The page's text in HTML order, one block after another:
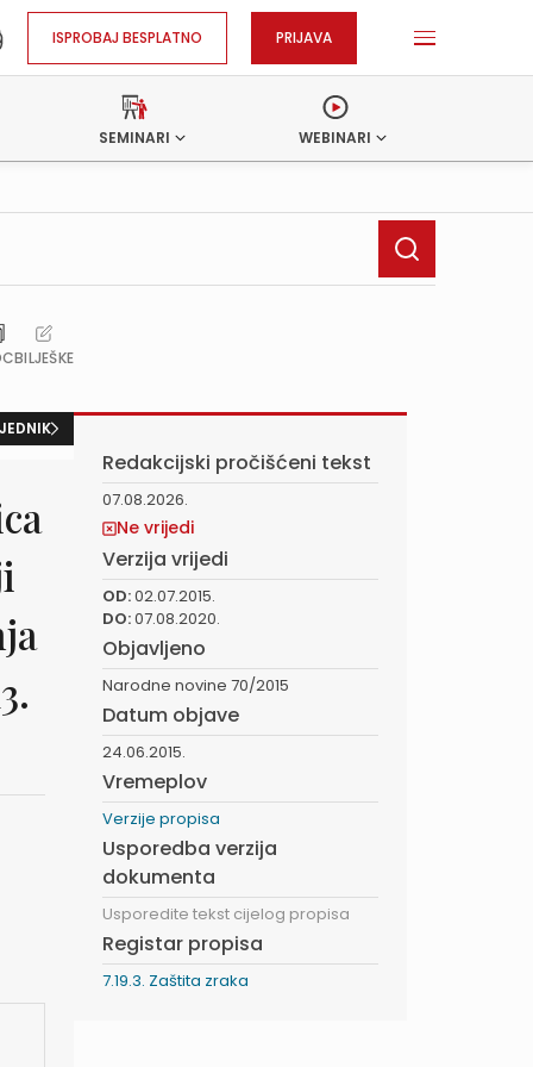
ISPROBAJ BESPLATNO PRIJAVA
SEMINARI WEBINARI
BILJEŠKE
Redakcijski pročišćeni tekst
07.08.2026.
Ne vrijedi
Verzija vrijedi
OD:02.07.2015.
DO:07.08.2020.
Objavljeno
Narodne novine 70/2015
Datum objave
24.06.2015.
Vremeplov
Verzije propisa
Usporedba verzija
dokumenta
Usporedite tekst cijelog propisa
Registar propisa
7.19.3. Zaštita zraka